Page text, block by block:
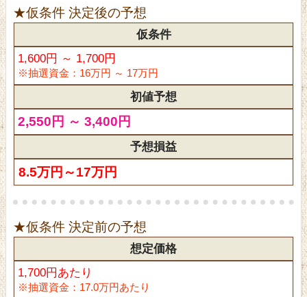
★仮条件 決定後の予想
仮条件
1,600円 ～ 1,700円
※抽選資金：16万円 ～ 17万円
初値予想
2,550円 ～ 3,400円
予想損益
8.5万円～17万円
★仮条件 決定前の予想
想定価格
1,700円あたり
※抽選資金：17.0万円あたり